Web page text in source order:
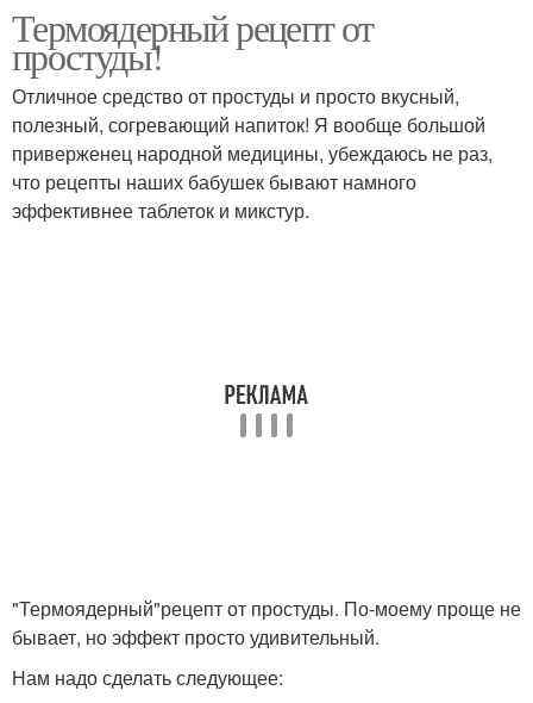
Термоядерный рецепт от
простуды!
Отличное средство от простуды и просто вкусный,
полезный, согревающий напиток! Я вообще большой
приверженец народной медицины, убеждаюсь не раз,
что рецепты наших бабушек бывают намного
эффективнее таблеток и микстур.
"Термоядерный"рецепт от простуды. По-моему проще не
бывает, но эффект просто удивительный.
Нам надо сделать следующее: